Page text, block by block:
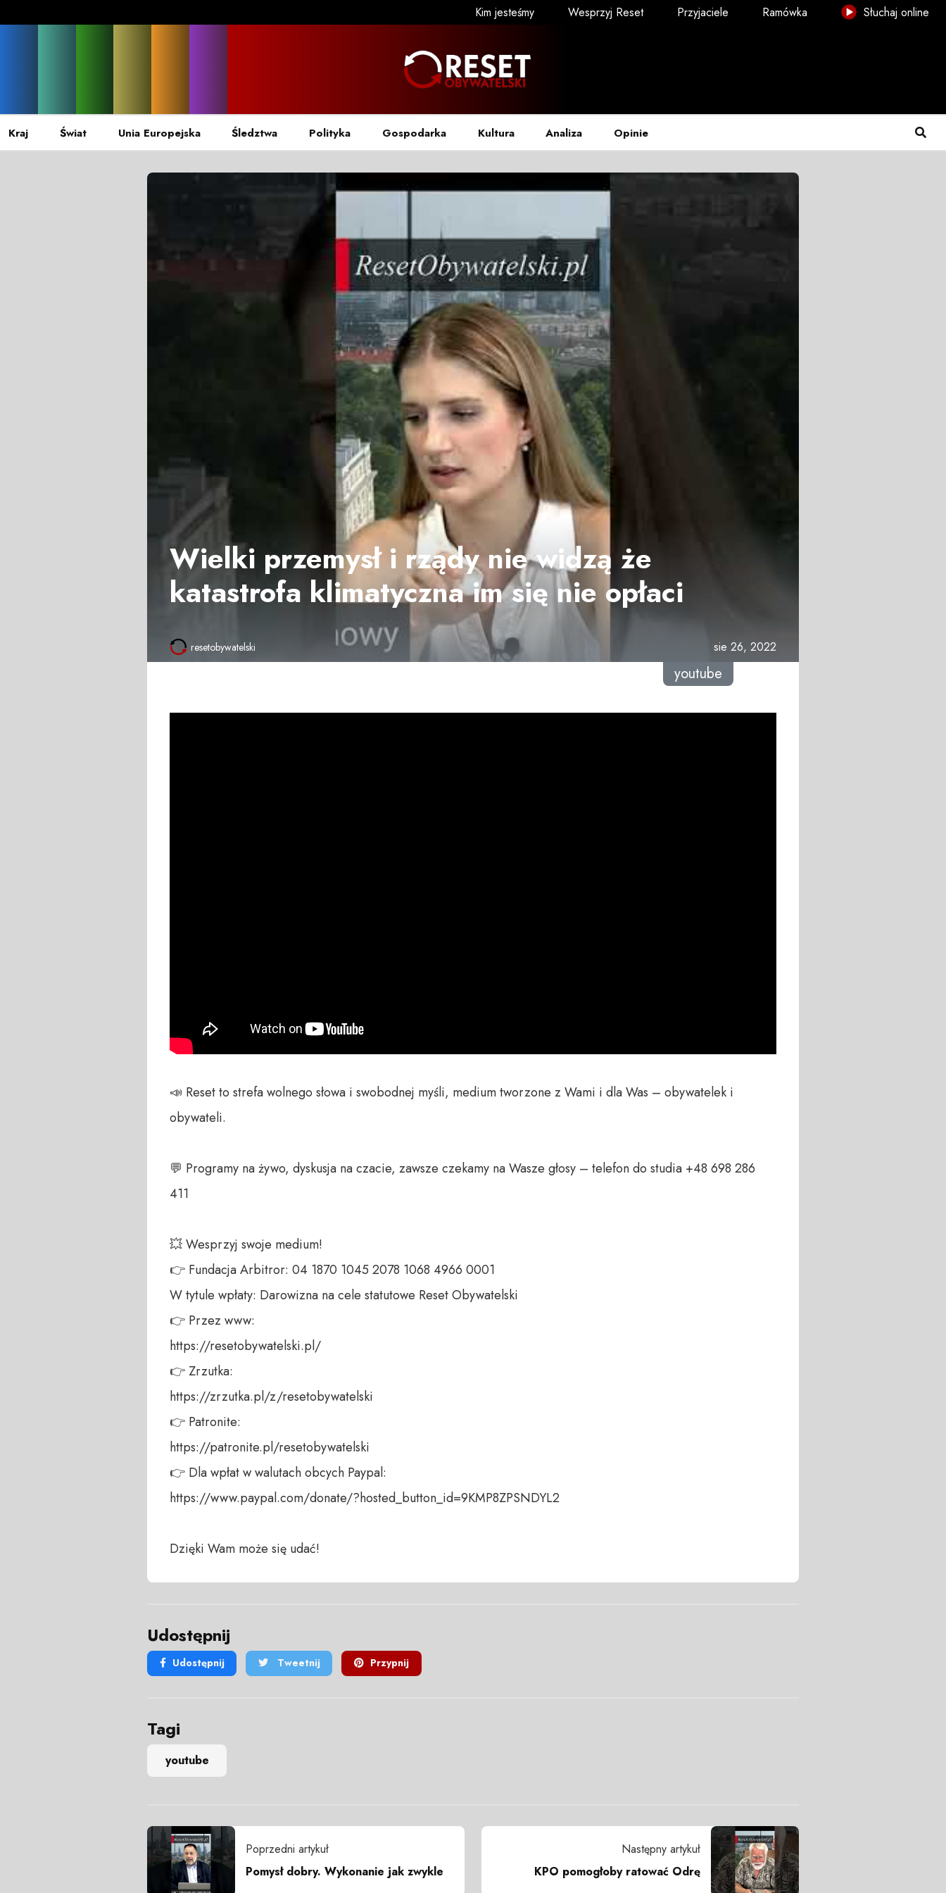
Kim jesteśmy Wesprzyj Reset Przyjaciele Ramówka Słuchaj online
Kraj Świat Unia Europejska Śledztwa Polityka Gospodarka Kultura Analiza Opinie
Wielki przemysł i rządy nie widzą że
katastrofa klimatyczna im się nie opłaci
resetobywatelski sie 26, 2022
youtube
📣 Reset to strefa wolnego słowa i swobodnej myśli, medium tworzone z Wami i dla Was – obywatelek i
obywateli.
💬 Programy na żywo, dyskusja na czacie, zawsze czekamy na Wasze głosy – telefon do studia +48 698 286
411
💥 Wesprzyj swoje medium!
👉 Fundacja Arbitror: 04 1870 1045 2078 1068 4966 0001
W tytule wpłaty: Darowizna na cele statutowe Reset Obywatelski
👉 Przez www:
https://resetobywatelski.pl/
👉 Zrzutka:
https://zrzutka.pl/z/resetobywatelski
👉 Patronite:
https://patronite.pl/resetobywatelski
👉 Dla wpłat w walutach obcych Paypal:
https://www.paypal.com/donate/?hosted_button_id=9KMP8ZPSNDYL2
Dzięki Wam może się udać!
Udostępnij
Udostępnij Tweetnij Przypnij
Tagi
youtube
Poprzedni artykuł
Pomysł dobry. Wykonanie jak zwykle
Następny artykuł
KPO pomogłoby ratować Odrę